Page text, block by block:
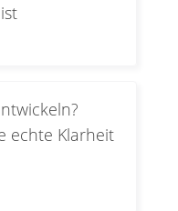
echte Klarheit